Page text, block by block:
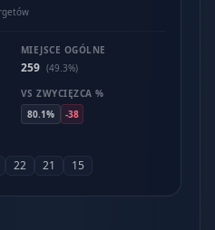
MIEJSCE OGÓLNE
259 (49.3%)
VS ZWYCIĘZCA %
80.1%
-38
22 21 15